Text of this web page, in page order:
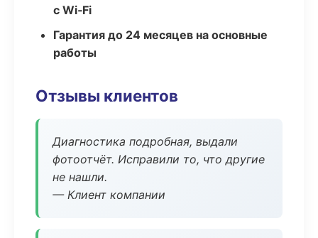
с Wi‑Fi
Гарантия до 24 месяцев на основные
работы
Отзывы клиентов
Диагностика подробная, выдали
фотоотчёт. Исправили то, что другие
не нашли.
— Клиент компании